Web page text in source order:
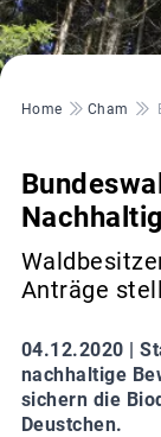
Pfadnavigation
Home Cham
Anträge
04.12.2020 |
nachhaltige
sichern die
Deustchen.